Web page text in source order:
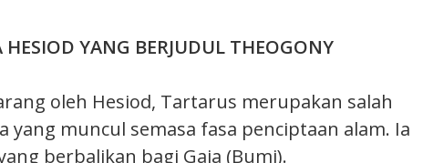
YANG BERJUDUL THEOGONY
oleh Hesiod, Tartarus merupakan salah
yang muncul semasa fasa penciptaan alam. Ia
berbalikan bagi Gaia (Bumi).